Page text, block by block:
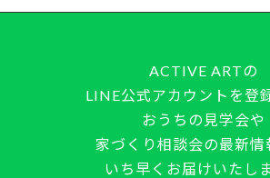
ACTIVE ARTの
LINE公式アカウントを登
おうちの見学会や
家づくり相談会の最新情
いち早くお届けいたしま